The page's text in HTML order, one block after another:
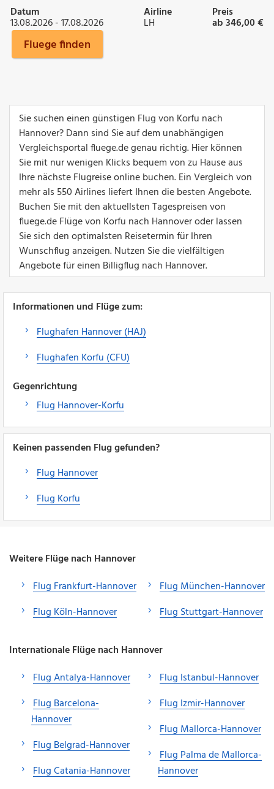
Datum
13.08.2026 - 17.08.2026
Airline
LH
Preis
ab 346,00 €
Fluege finden
Sie suchen einen günstigen Flug von Korfu nach
Hannover? Dann sind Sie auf dem unabhängigen
Vergleichsportal fluege.de genau richtig. Hier können
Sie mit nur wenigen Klicks bequem von zu Hause aus
Ihre nächste Flugreise online buchen. Ein Vergleich von
mehr als 550 Airlines liefert Ihnen die besten Angebote.
Buchen Sie mit den aktuellsten Tagespreisen von
fluege.de Flüge von Korfu nach Hannover oder lassen
Sie sich den optimalsten Reisetermin für Ihren
Wunschflug anzeigen. Nutzen Sie die vielfältigen
Angebote für einen Billigflug nach Hannover.
Informationen und Flüge zum:
Flughafen Hannover (HAJ)
Flughafen Korfu (CFU)
Gegenrichtung
Flug Hannover-Korfu
Keinen passenden Flug gefunden?
Flug Hannover
Flug Korfu
Weitere Flüge nach Hannover
Flug Frankfurt-Hannover
Flug Köln-Hannover
Flug München-Hannover
Flug Stuttgart-Hannover
Internationale Flüge nach Hannover
Flug Antalya-Hannover
Flug Barcelona-
Hannover
Flug Belgrad-Hannover
Flug Catania-Hannover
Flug Istanbul-Hannover
Flug Izmir-Hannover
Flug Mallorca-Hannover
Flug Palma de Mallorca-
Hannover